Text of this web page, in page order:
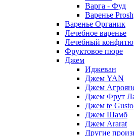
Варга - Фуд
Варенье
Варенье Органик
Лечебное варенье
Лечебный
Фруктовое пюре
Джем
Иджеван
Джем YAN
Джем
Джем Фрут
Джем te Gusto
Джем Шамб
Джем Ararat
Другие